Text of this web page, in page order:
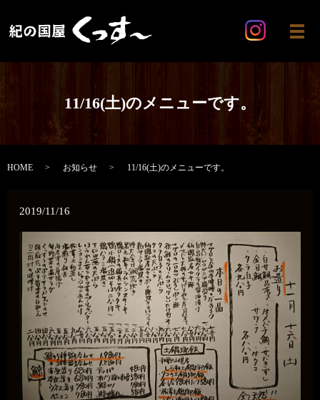
メ
11/16(土)のメニューです。
HOME お知らせ 11/16(土)のメニューです。
2019/11/16